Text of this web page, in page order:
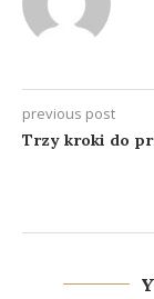
previous post
Trzy kroki do